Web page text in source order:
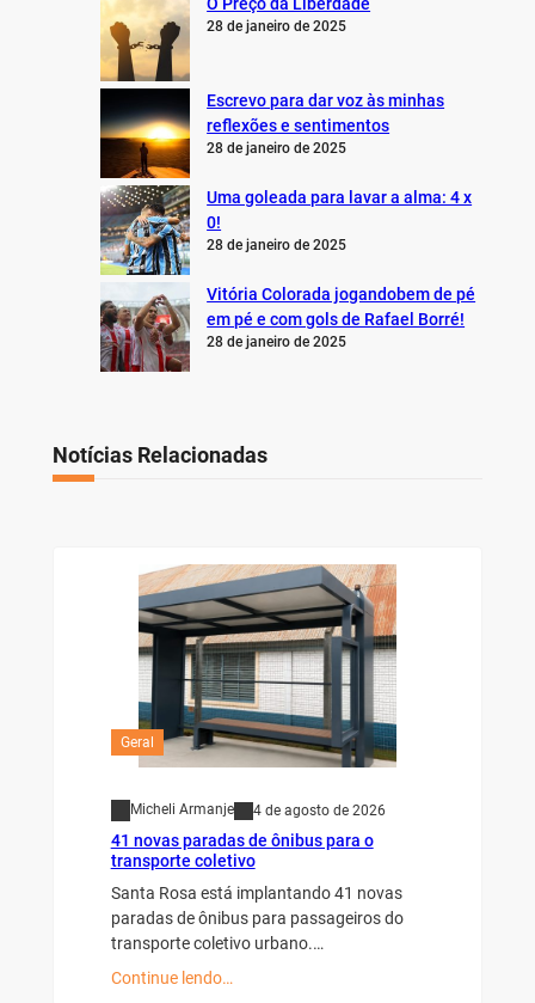
O Preço da Liberdade
28 de janeiro de 2025
Escrevo para dar voz às minhas
reflexões e sentimentos
28 de janeiro de 2025
Uma goleada para lavar a alma: 4 x
0!
28 de janeiro de 2025
Vitória Colorada jogandobem de pé
em pé e com gols de Rafael Borré!
28 de janeiro de 2025
Notícias Relacionadas
Geral
Micheli Armanje 4 de agosto de 2026
41 novas paradas de ônibus para o
transporte coletivo
Santa Rosa está implantando 41 novas
paradas de ônibus para passageiros do
transporte coletivo urbano.…
Continue lendo…